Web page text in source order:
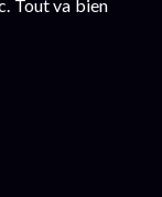
Tout va bien